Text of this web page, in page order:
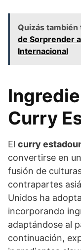
Quizás
de Sorprender
Internacional
Curry
El curry
convertirse en
fusión de
contrapartes
Unidos ha
incorporando
adaptándose al
continuación,